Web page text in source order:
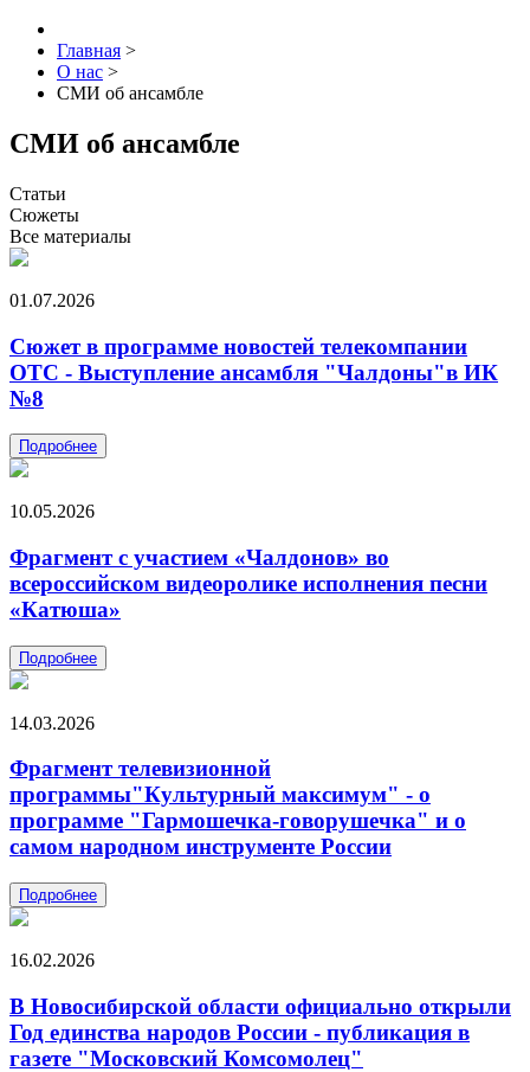
Главная >
О нас >
СМИ об ансамбле
СМИ об ансамбле
Статьи
Сюжеты
Все материалы
01.07.2026
Сюжет в программе новостей телекомпании
ОТС - Выступление ансамбля "Чалдоны"в ИК
№8
Подробнее
10.05.2026
Фрагмент с участием «Чалдонов» во
всероссийском видеоролике исполнения песни
«Катюша»
Подробнее
14.03.2026
Фрагмент телевизионной
программы"Культурный максимум" - о
программе "Гармошечка-говорушечка" и о
самом народном инструменте России
Подробнее
16.02.2026
В Новосибирской области официально открыли
Год единства народов России - публикация в
газете "Московский Комсомолец"